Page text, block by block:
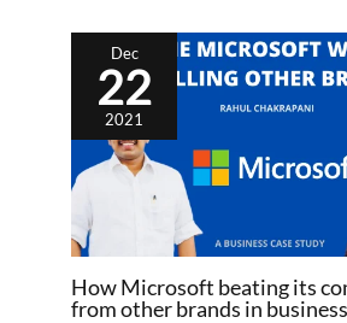
Dec
22
2021
How Microsoft beating its
from other brands in